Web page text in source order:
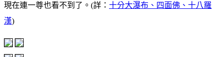
現在連一尊也看不到了。(詳： 十分大瀑布、四面佛、十八羅
漢)